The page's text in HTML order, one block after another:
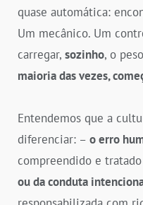
quase automática:
Um mecânico. Um
carregar, sozinho, o
maioria das vezes,
Entendemos que a
diferenciar: – o erro
compreendido e
ou da conduta